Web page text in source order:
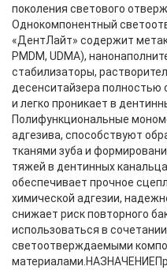
поколения светового
Однокомпонентный
«ДентЛайт» содержит
PMDM, UDMA),
стабилизаторы,
десенситайзера полностью
и легко проникает в
Полифункциональные
адгезива, способствуют
тканями зуба и
тяжей в дентинных
обеспечивает прочное
химической адгезии,
снижает риск повторного
использоваться в
светоотверждаемыми